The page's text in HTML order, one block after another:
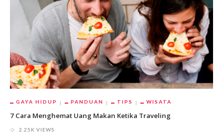
GAYA HIDUP PANDUAN TIPS WISATA
7 Cara Menghemat Uang Makan Ketika Traveling
2.25K VIEWS